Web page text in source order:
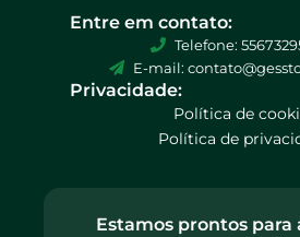
Entre em contato:
Telefone:
E-mail:
Privacidade:
Política de
Política de
Estamos prontos para